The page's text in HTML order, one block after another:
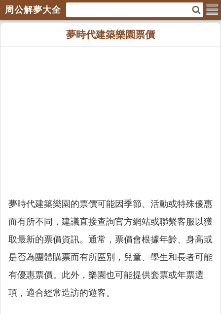
周公解夢大全
夢時代建築樂園票價
夢時代建築樂園的票價可能因季節、活動或特殊優惠
而有所不同，建議直接查詢官方網站或聯繫客服以獲
取最新的票價資訊。通常，票價會根據年齡、身高或
是否為團體購票而有所區別，兒童、學生和長者可能
有優惠票價。此外，樂園也可能提供套票或年票選
項，適合經常造訪的遊客。